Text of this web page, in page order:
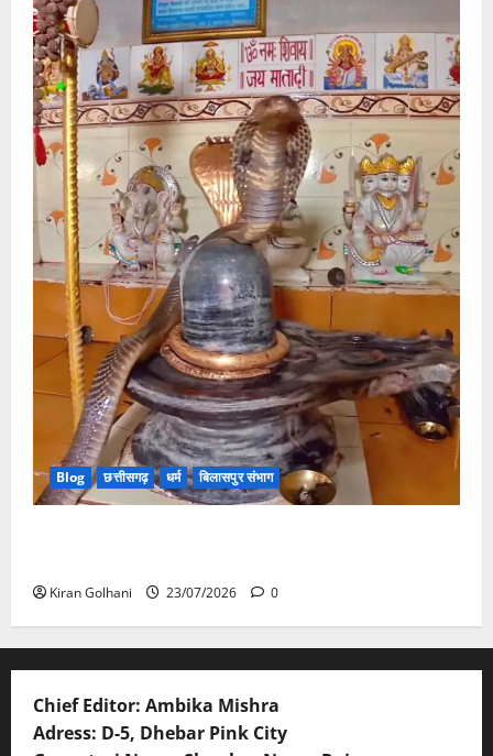
Blog छत्तीसगढ़ धर्म बिलासपुर संभाग
Kiran Golhani 23/07/2026 0
Chief Editor: Ambika Mishra
Adress: D-5, Dhebar Pink City